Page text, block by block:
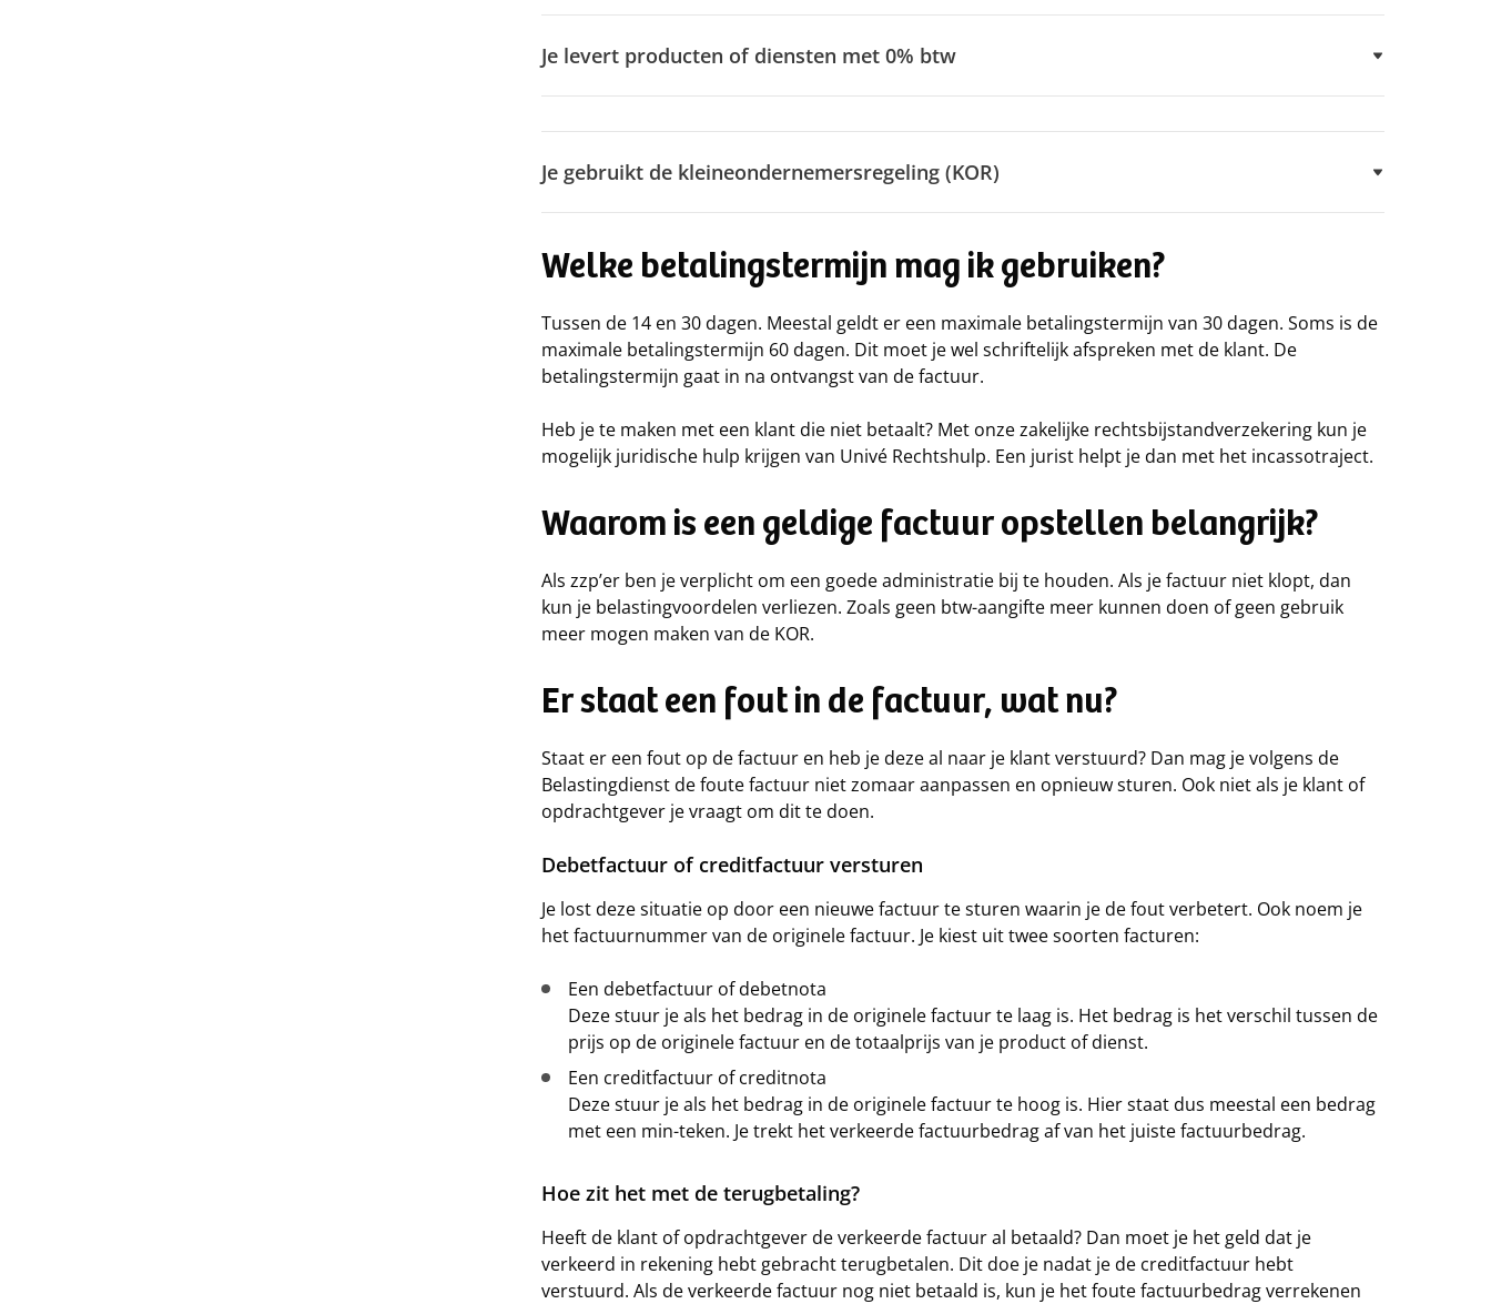
Je levert producten of diensten met 0% btw
Je gebruikt de kleineondernemersregeling (KOR)
Welke betalingstermijn mag ik gebruiken?
Tussen de 14 en 30 dagen. Meestal geldt er een maximale betalingstermijn van 30 dagen. Soms is de
maximale betalingstermijn 60 dagen. Dit moet je wel schriftelijk afspreken met de klant. De
betalingstermijn gaat in na ontvangst van de factuur.
Heb je te maken met een klant die niet betaalt? Met onze zakelijke rechtsbijstandverzekering kun je
mogelijk juridische hulp krijgen van Univé Rechtshulp. Een jurist helpt je dan met het incassotraject.
Waarom is een geldige factuur opstellen belangrijk?
Als zzp’er ben je verplicht om een goede administratie bij te houden. Als je factuur niet klopt, dan
kun je belastingvoordelen verliezen. Zoals geen btw-aangifte meer kunnen doen of geen gebruik
meer mogen maken van de KOR.
Er staat een fout in de factuur, wat nu?
Staat er een fout op de factuur en heb je deze al naar je klant verstuurd? Dan mag je volgens de
Belastingdienst de foute factuur niet zomaar aanpassen en opnieuw sturen. Ook niet als je klant of
opdrachtgever je vraagt om dit te doen.
Debetfactuur of creditfactuur versturen
Je lost deze situatie op door een nieuwe factuur te sturen waarin je de fout verbetert. Ook noem je
het factuurnummer van de originele factuur. Je kiest uit twee soorten facturen:
Een debetfactuur of debetnota
Deze stuur je als het bedrag in de originele factuur te laag is. Het bedrag is het verschil tussen de
prijs op de originele factuur en de totaalprijs van je product of dienst.
Een creditfactuur of creditnota
Deze stuur je als het bedrag in de originele factuur te hoog is. Hier staat dus meestal een bedrag
met een min-teken. Je trekt het verkeerde factuurbedrag af van het juiste factuurbedrag.
Hoe zit het met de terugbetaling?
Heeft de klant of opdrachtgever de verkeerde factuur al betaald? Dan moet je het geld dat je
verkeerd in rekening hebt gebracht terugbetalen. Dit doe je nadat je de creditfactuur hebt
verstuurd. Als de verkeerde factuur nog niet betaald is, kun je het foute factuurbedrag verrekenen